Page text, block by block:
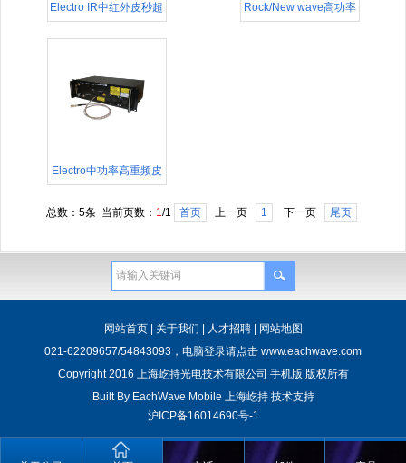
Electro IR中红外皮秒超 Rock/New wave高功率
Electro中功率高重频皮
总数：5条 当前页数： 1/1 首页 上一页 1 下一页 尾页
网站首页| 关于我们 人才招聘|
网站地图
021-62209657/54843093，电脑登录请点击 www.eachwave.com
Copyright 2016 上海屹持光电技术有限公司 手机版 版权所有
Built By EachWave Mobile 上海屹持技术支持
沪ICP备16014690号-1